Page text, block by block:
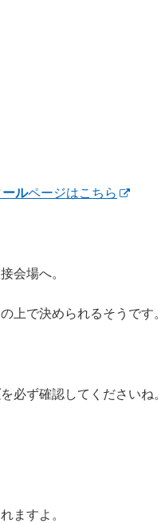
ルページはこちら
会場へ。
上で決められるそうです。
を必ず確認してくださいね。
ますよ。